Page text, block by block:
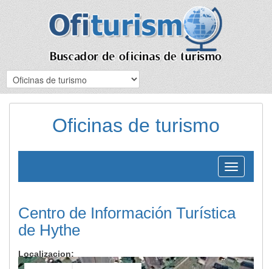
Oficinas de turismo
Toggle
navigation
Centro de Información Turística
de Hythe
Localizacion: